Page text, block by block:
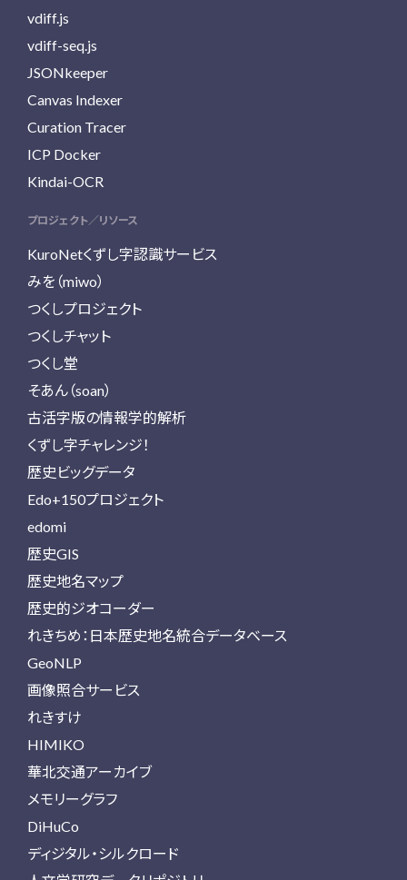
vdiff.js
vdiff-seq.js
JSONkeeper
Canvas Indexer
Curation Tracer
ICP Docker
Kindai-OCR
プロジェクト／リソース
KuroNetくずし字認識サービス
みを（miwo）
つくしプロジェクト
つくしチャット
つくし堂
そあん（soan）
古活字版の情報学的解析
くずし字チャレンジ！
歴史ビッグデータ
Edo+150プロジェクト
edomi
歴史GIS
歴史地名マップ
歴史的ジオコーダー
れきちめ：日本歴史地名統合データベース
GeoNLP
画像照合サービス
れきすけ
HIMIKO
華北交通アーカイブ
メモリーグラフ
DiHuCo
ディジタル・シルクロード